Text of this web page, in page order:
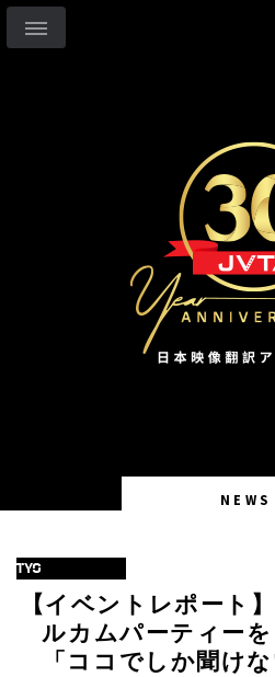
NEWS
TYO
【イベントレポート
ルカムパーティーを
「ココでしか聞け